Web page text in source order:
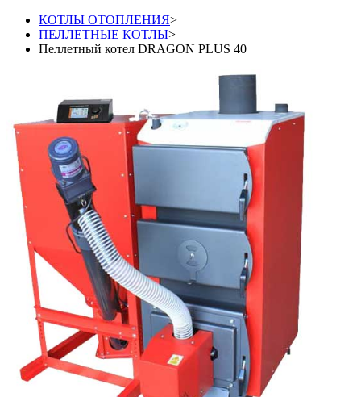
КОТЛЫ ОТОПЛЕНИЯ>
ПЕЛЛЕТНЫЕ КОТЛЫ>
Пеллетный котел DRAGON PLUS 40